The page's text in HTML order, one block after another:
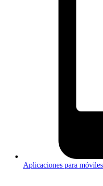
Aplicaciones para móviles